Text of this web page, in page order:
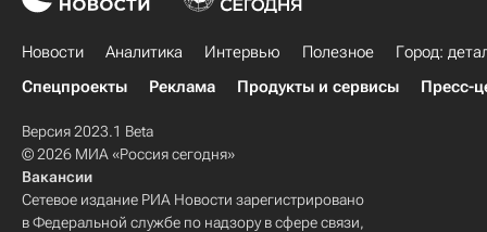
Новости Аналитика Интервью Полезное
Город:
Спецпроекты
Реклама Продукты и сервисы Пресс-
Версия 2023.1 Beta
© 2026 МИА «Россия сегодня»
Вакансии
Сетевое издание РИА Новости зарегистрировано
в Федеральной службе по надзору в сфере связи,